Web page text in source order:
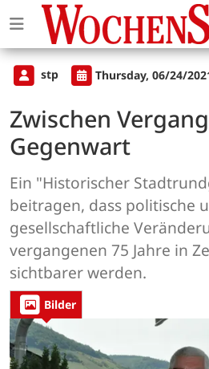
stp Thursday, 06/24/
Zwischen
Gegenwart
Ein "Historischer
beitragen, dass politische
gesellschaftliche
vergangenen 75 Jahre in
sichtbarer werden.
Bilder